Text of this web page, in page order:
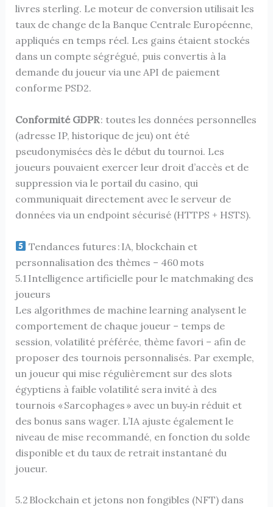
livres sterling. Le moteur de conversion utilisait les
taux de change de la Banque Centrale Européenne,
appliqués en temps réel. Les gains étaient stockés
dans un compte ségrégué, puis convertis à la
demande du joueur via une API de paiement
conforme PSD2.
Conformité GDPR: toutes les données personnelles
(adresse IP, historique de jeu) ont été
pseudonymisées dès le début du tournoi. Les
joueurs pouvaient exercer leur droit d’accès et de
suppression via le portail du casino, qui
communiquait directement avec le serveur de
données via un endpoint sécurisé (HTTPS + HSTS).
Tendances futures : IA, blockchain et
personnalisation des thèmes – 460 mots
5.1 Intelligence artificielle pour le matchmaking des
joueurs
Les algorithmes de machine learning analysent le
comportement de chaque joueur – temps de
session, volatilité préférée, thème favori – afin de
proposer des tournois personnalisés. Par exemple,
un joueur qui mise régulièrement sur des slots
égyptiens à faible volatilité sera invité à des
tournois « Sarcophages » avec un buy‑in réduit et
des bonus sans wager. L’IA ajuste également le
niveau de mise recommandé, en fonction du solde
disponible et du taux de retrait instantané du
joueur.
5.2 Blockchain et jetons non fongibles (NFT) dans